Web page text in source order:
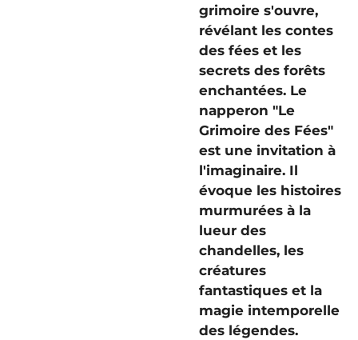
grimoire s'ouvre,
révélant les contes
des fées et les
secrets des forêts
enchantées. Le
napperon "Le
Grimoire des Fées"
est une invitation à
l'imaginaire. Il
évoque les histoires
murmurées à la
lueur des
chandelles, les
créatures
fantastiques et la
magie intemporelle
des légendes.